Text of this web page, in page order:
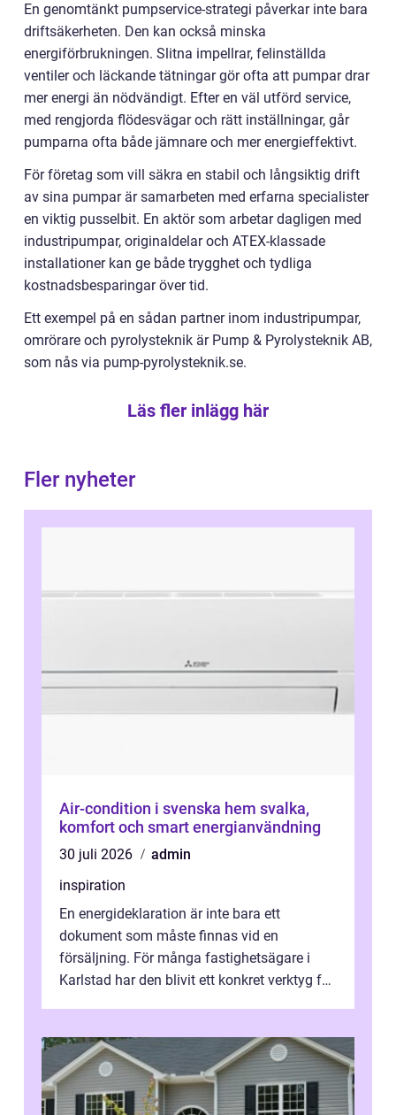
En genomtänkt pumpservice-strategi påverkar inte bara
driftsäkerheten. Den kan också minska
energiförbrukningen. Slitna impellrar, felinställda
ventiler och läckande tätningar gör ofta att pumpar drar
mer energi än nödvändigt. Efter en väl utförd service,
med rengjorda flödesvägar och rätt inställningar, går
pumparna ofta både jämnare och mer energieffektivt.
För företag som vill säkra en stabil och långsiktig drift
av sina pumpar är samarbeten med erfarna specialister
en viktig pusselbit. En aktör som arbetar dagligen med
industripumpar, originaldelar och ATEX-klassade
installationer kan ge både trygghet och tydliga
kostnadsbesparingar över tid.
Ett exempel på en sådan partner inom industripumpar,
omrörare och pyrolysteknik är Pump & Pyrolysteknik AB,
som nås via pump-pyrolysteknik.se.
Läs fler inlägg här
Fler nyheter
Air-condition i svenska hem svalka,
komfort och smart energianvändning
30 juli 2026
admin
inspiration
En energideklaration är inte bara ett
dokument som måste finnas vid en
försäljning. För många fastighetsägare i
Karlstad har den blivit ett konkret verktyg för